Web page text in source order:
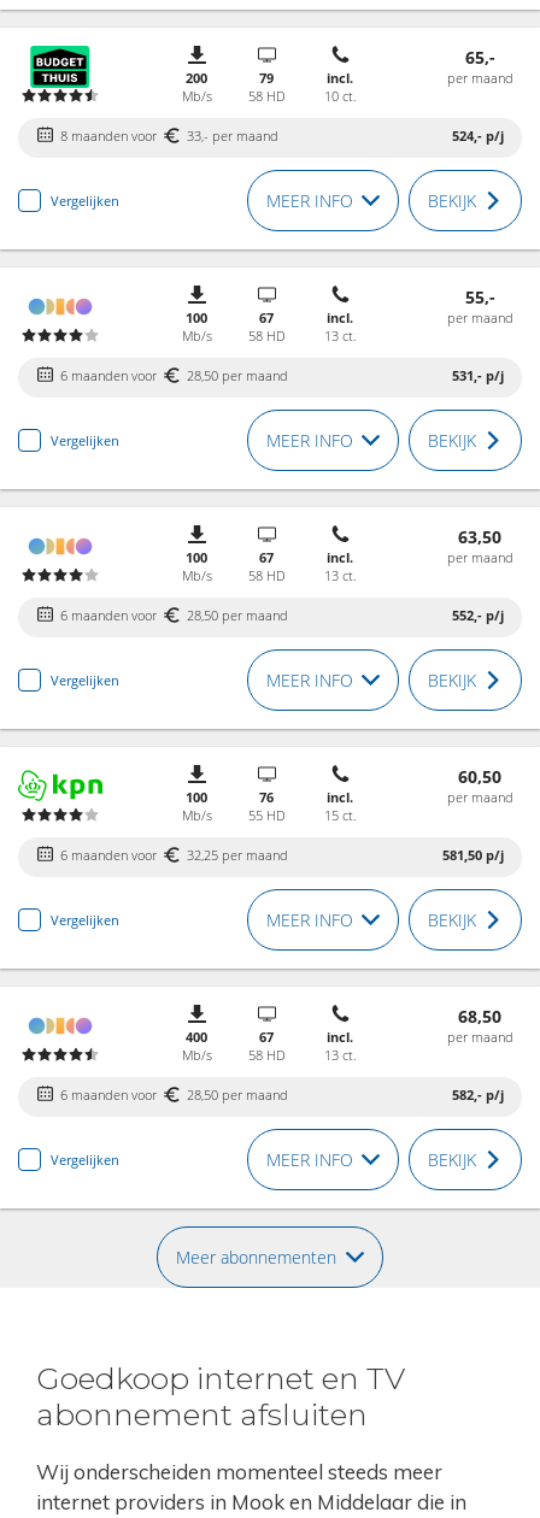
200
Mb/s
79
58 HD
incl.
10 ct.
65,-
per maand
8 maanden voor 33,- per maand 524,- p/j
Vergelijken MEER INFO BEKIJK
100
Mb/s
67
58 HD
incl.
13 ct.
55,-
per maand
6 maanden voor 28,50 per maand 531,- p/j
Vergelijken MEER INFO BEKIJK
100
Mb/s
67
58 HD
incl.
13 ct.
63,50
per maand
6 maanden voor 28,50 per maand 552,- p/j
Vergelijken MEER INFO BEKIJK
100
Mb/s
76
55 HD
incl.
15 ct.
60,50
per maand
6 maanden voor 32,25 per maand 581,50 p/j
Vergelijken MEER INFO BEKIJK
400
Mb/s
67
58 HD
incl.
13 ct.
68,50
per maand
6 maanden voor 28,50 per maand 582,- p/j
Vergelijken MEER INFO BEKIJK
Meer abonnementen
Goedkoop internet en TV
abonnement afsluiten
Wij onderscheiden momenteel steeds meer
internet providers in Mook en Middelaar die in